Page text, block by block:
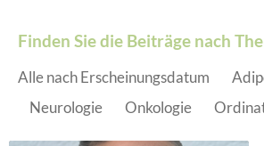
Finden Sie die Beiträge nach
Alle nach Erscheinungsdatum
Neurologie
Onkologie